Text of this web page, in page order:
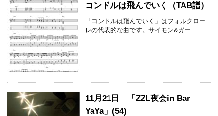
コンドルは飛んでいく（TAB譜）
「コンドルは飛んでいく」はフォルクロー
レの代表的な曲です。サイモン&ガー ...
11月21日 「ZZL夜会in Bar
YaYa」(54)